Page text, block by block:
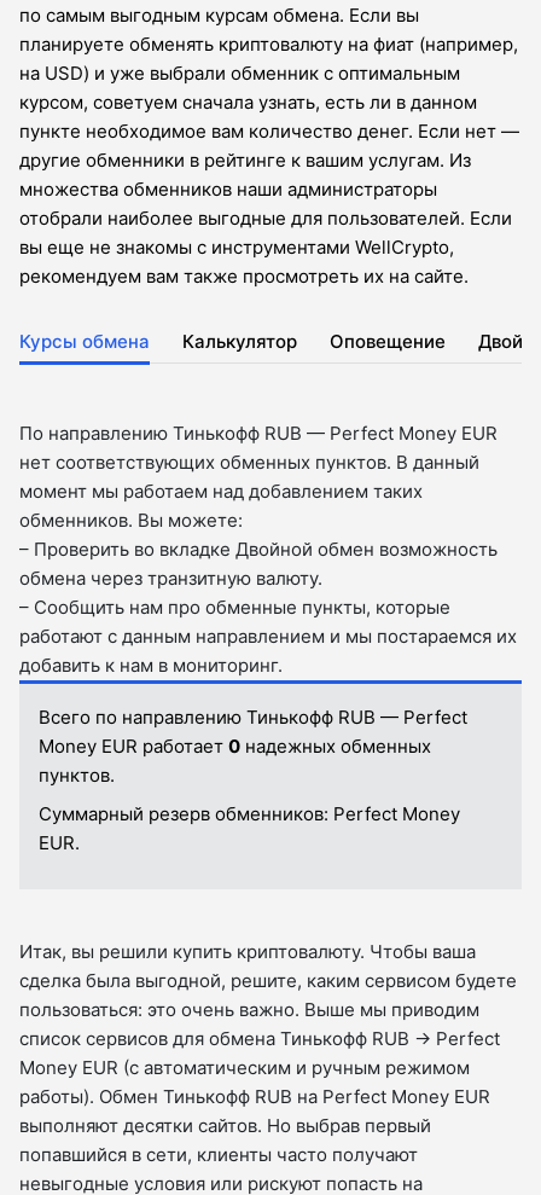
по самым выгодным курсам обмена. Если вы
планируете обменять криптовалюту на фиат (например,
на USD) и уже выбрали обменник с оптимальным
курсом, советуем сначала узнать, есть ли в данном
пункте необходимое вам количество денег. Если нет —
другие обменники в рейтинге к вашим услугам. Из
множества обменников наши администраторы
отобрали наиболее выгодные для пользователей. Если
вы еще не знакомы с инструментами WellCrypto,
рекомендуем вам также просмотреть их на сайте.
Курсы обмена Калькулятор Оповещение
По направлению Тинькофф RUB — Perfect Money EUR
нет соответствующих обменных пунктов. В данный
момент мы работаем над добавлением таких
обменников. Вы можете:
– Проверить во вкладкe Двойной обмен возможность
обмена через транзитную валюту.
– Сообщить нам про обменные пункты, которые
работают с данным направлением и мы постараемся их
добавить к нам в мониторинг.
Всего по направлению Тинькофф RUB — Perfect
Money EUR работает 0 надежных обменных
пунктов.
Суммарный резерв обменников: Perfect Money
EUR.
Итак, вы решили купить криптовалюту. Чтобы ваша
сделка была выгодной, решите, каким сервисом будете
пользоваться: это очень важно. Выше мы приводим
список сервисов для обмена Тинькофф RUB → Perfect
Money EUR (с автоматическим и ручным режимом
работы). Обмен Тинькофф RUB на Perfect Money EUR
выполняют десятки сайтов. Но выбрав первый
попавшийся в сети, клиенты часто получают
невыгодные условия или рискуют попасть на